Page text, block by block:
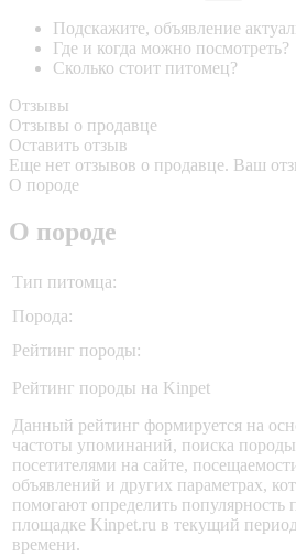
Подскажите, объявление
Где и когда можно посмотреть?
Сколько стоит питомец?
Отзывы
Отзывы о продавце
Оставить отзыв
Еще нет отзывов о продавце. Ваш
О породе
О породе
Тип питомца:
Порода:
Рейтинг породы:
Рейтинг породы на Kinpet
Данный рейтинг формируется на
частоты упоминаний, поиска породы
посетителями на сайте,
объявлений и других параметрах,
помогают определить популярность
площадке Kinpet.ru в текущий период
времени.